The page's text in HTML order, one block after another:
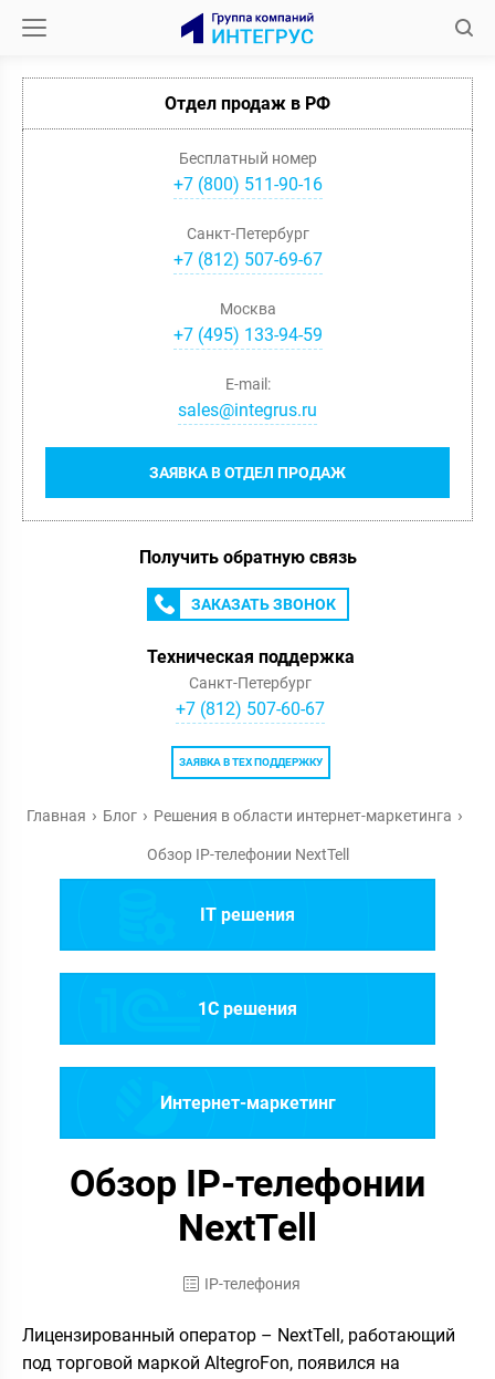
Отдел продаж в РФ
Бесплатный номер
+7 (800) 511-90-16
Санкт-Петербург
+7(812) 507-69-67
Москва
+7(495) 133-94-59
ЗАЯВКА В ОТДЕЛ ПРОДАЖ
E-mail:
sales@integrus.ru
Получить обратную связь
ЗАКАЗАТЬ ЗВОНОК
Техническая поддержка
Санкт-Петербург
+7 (812) 507-60-67
ЗАЯВКА В ТЕХ ПОДДЕРЖКУ
Главная Блог Решения в области интернет-маркетинга
Обзор IP-телефонии NextTell
IT решения
1C решения
Интернет-маркетинг
Обзор IP-телефонии
NextTell
IP-телефония
Лицензированный оператор – NextTell, работающий
под торговой маркой AltegroFon, появился на